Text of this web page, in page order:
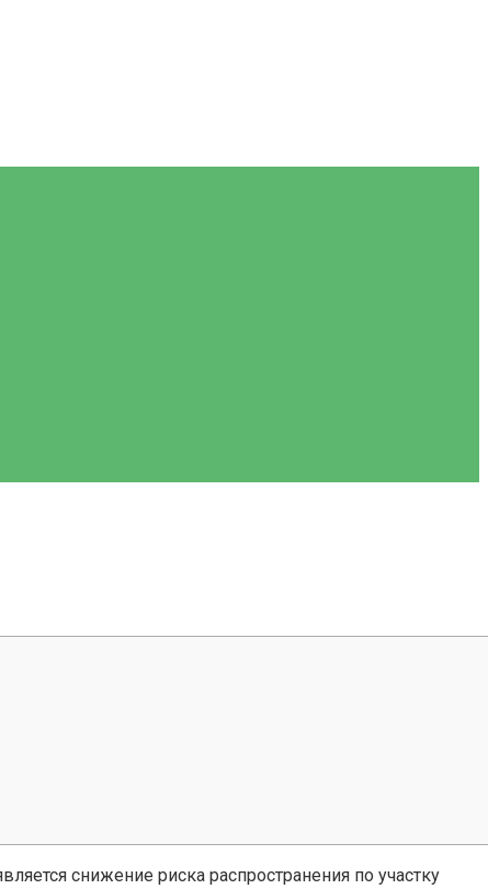
снижение риска распространения по участку